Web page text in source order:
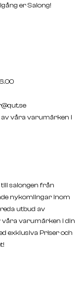
er Salong!
av våra varumärken i
salongen från
nykomlingar inom
utbud av
våra varumärken i din
exklusiva Priser och